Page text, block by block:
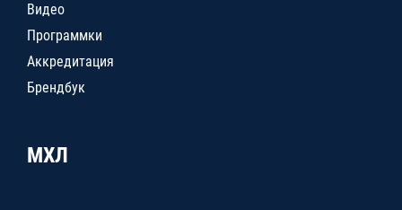
Видео
Программки
Аккредитация
Брендбук
МХЛ